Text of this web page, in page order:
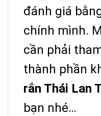
đánh giá
chính mình.
cần phải
thành phần
rắn Thái Lan
bạn nhé…